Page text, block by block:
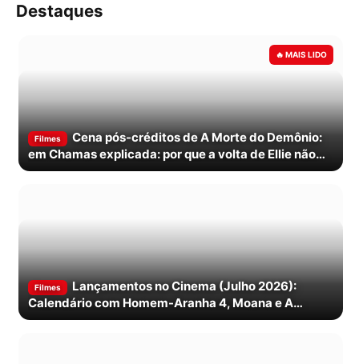
Destaques
Filmes
Cena pós-créditos de A Morte do Demônio:
em Chamas explicada: por que a volta de Ellie não
faz sentido
Filmes
Lançamentos no Cinema (Julho 2026):
Calendário com Homem-Aranha 4, Moana e A
Odisseia